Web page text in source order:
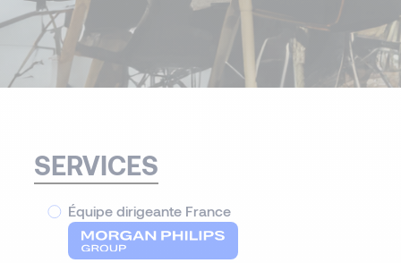
SERVICES
Équipe dirigeante France